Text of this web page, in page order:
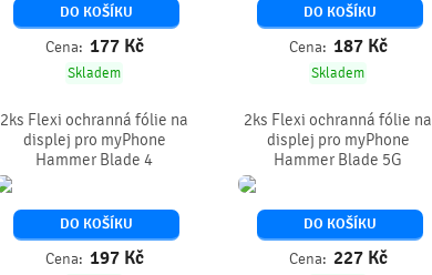
DO KOŠÍKU
Cena: 177 Kč
Skladem
DO KOŠÍKU
Cena: 187 Kč
Skladem
2ks Flexi ochranná fólie na
displej pro myPhone
Hammer Blade 4
DO KOŠÍKU
Cena: 197 Kč
2ks Flexi ochranná fólie na
displej pro myPhone
Hammer Blade 5G
DO KOŠÍKU
Cena: 227 Kč